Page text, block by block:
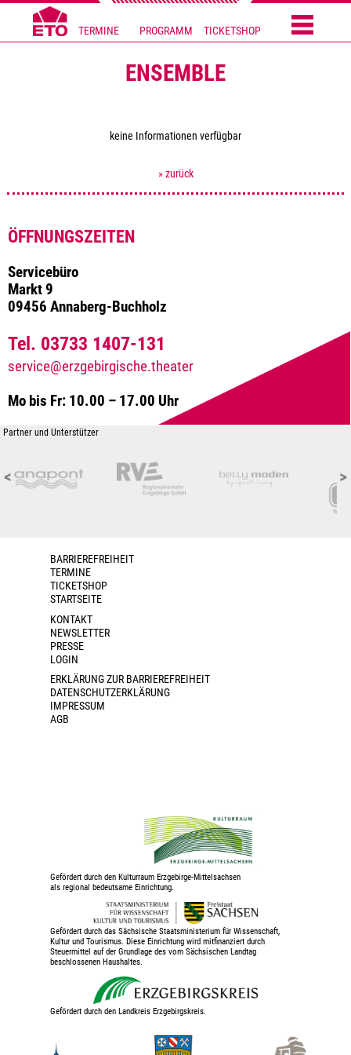
TERMINE PROGRAMM TICKETSHOP
ENSEMBLE
keine Informationen verfügbar
» zurück
ÖFFNUNGSZEITEN
Servicebüro
Markt 9
09456 Annaberg-Buchholz
Tel. 03733 1407-131
service@erzgebirgische.theater
Mo bis Fr: 10.00 – 17.00 Uhr
Partner und Unterstützer
< >
BARRIEREFREIHEIT
TERMINE
TICKETSHOP
STARTSEITE
KONTAKT
NEWSLETTER
PRESSE
LOGIN
ERKLÄRUNG ZUR BARRIEREFREIHEIT
DATENSCHUTZERKLÄRUNG
IMPRESSUM
AGB
Gefördert durch den Kulturraum Erzgebirge-Mittelsachsen
als regional bedeutsame Einrichtung.
Gefördert durch das Sächsische Staatsministerium für Wissenschaft,
Kultur und Tourismus. Diese Einrichtung wird mitfinanziert durch
Steuermittel auf der Grundlage des vom Sächsischen Landtag
beschlossenen Haushaltes.
Gefördert durch den Landkreis Erzgebirgskreis.